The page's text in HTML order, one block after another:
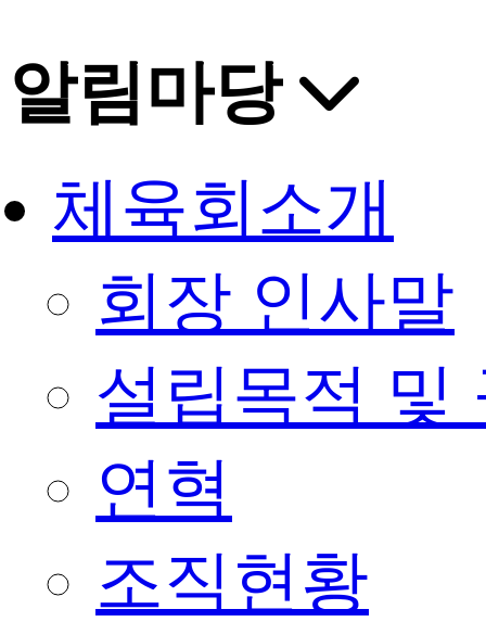
알림마당
체육회소개
회장 인사말
설립목적 및
연혁
조직현황